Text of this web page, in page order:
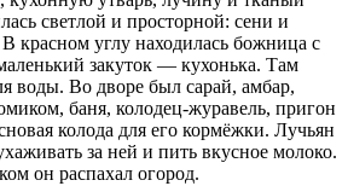
светлой и просторной: сени и
красном углу находилась божница с
закуток — кухонька. Там
воды. Во дворе был сарай, амбар,
баня, колодец-журавель, пригон
колода для его кормёжки. Лучьян
за ней и пить вкусное молоко.
он распахал огород.